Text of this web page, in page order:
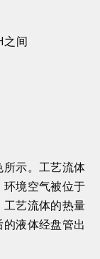
之间
示。工艺流体
境空气被位于
艺流体的热量
液体经盘管出